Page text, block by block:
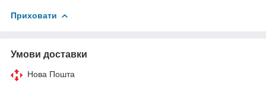
Приховати
Умови доставки
Нова Пошта